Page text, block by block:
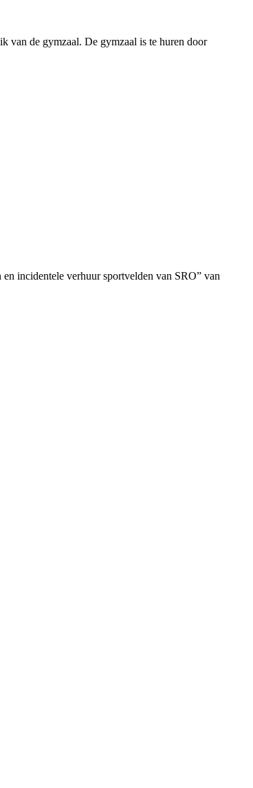
van de gymzaal. De gymzaal is te huren door
incidentele verhuur sportvelden van SRO” van